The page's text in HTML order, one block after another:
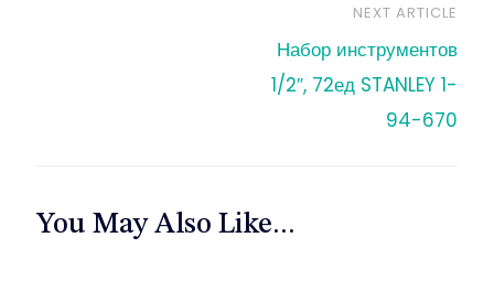
NEXT ARTICLE
Набор инструментов
1/2″, 72ед STANLEY 1-
94-670
You May Also Like...